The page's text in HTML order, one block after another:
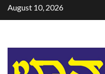
August 10, 2026